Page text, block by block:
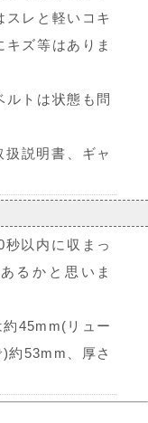
スレと軽いコキ
ズ等はありま
ルトは状態も問
扱説明書、ギャ
秒以内に収まっ
るかと思いま
約45mm(リュー
約53mm、厚さ